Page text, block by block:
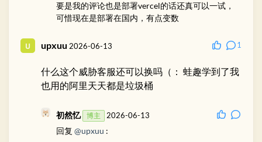
要是我的评论也是部署vercel的话还真可以一试，
可惜现在是部署在国内，有点变数
upxuu 2026-06-13 1
什么这个威胁客服还可以换吗（： 蛙趣学到了我
也用的阿里天天都是垃圾桶
初然忆 博主 2026-06-13
回复 @upxuu :